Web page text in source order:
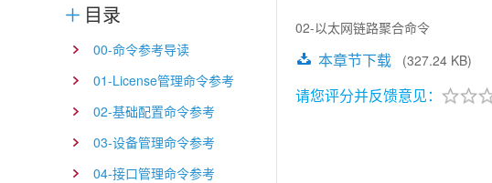
目录
00-命令参考导读
01-License管理命令参考
02-基础配置命令参考
03-设备管理命令参考
04-接口管理命令参考
02-以太网链路聚合命令
本章节下载 (327.24 KB)
请您评分并反馈意见：